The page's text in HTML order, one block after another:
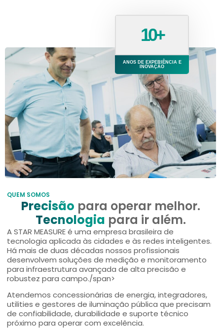
10+
ANOS DE EXPERIÊNCIA E
INOVAÇÃO
QUEM SOMOS
Precisão para operar melhor.
Tecnologia para ir além.
A STAR MEASURE é uma empresa brasileira de
tecnologia aplicada às cidades e às redes inteligentes.
Há mais de duas décadas nossos profissionais
desenvolvem soluções de medição e monitoramento
para infraestrutura avançada de alta precisão e
robustez para campo./span>
Atendemos concessionárias de energia, integradores,
utilities e gestores de iluminação pública que precisam
de confiabilidade, durabilidade e suporte técnico
próximo para operar com excelência.